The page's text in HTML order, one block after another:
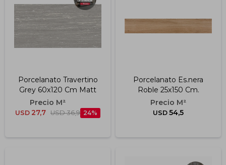
Porcelanato Travertino
Grey 60x120 Cm Matt
USD 27,7 USD 36,9 24
Porcelanato Es.nera
Roble 25x150 Cm.
USD 54,5